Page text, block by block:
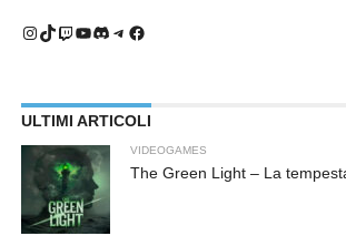
Instagram
TikTok
Twitch
YouTube
Discord
Telegram
Facebook
ULTIMI ARTICOLI
VIDEOGAMES
The Green Light – La